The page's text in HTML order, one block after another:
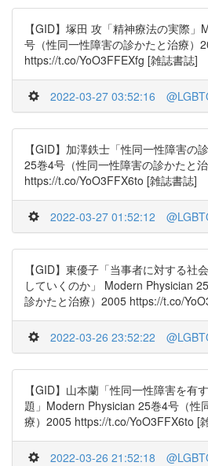
【GID】塚田 攻「精神療法の実際
号（性同一性障害の診かたと治療）
https://t.co/YoO3FFEXfg [雑誌書誌]
2022-03-27 03:52:16
【GID】加澤鉄士「性同一性障害の
25巻4号（性同一性障害の診かたと
https://t.co/YoO3FFX6to [雑誌書誌]
2022-03-27 01:52:12
【GID】東優子「当事者に対する社
していくのか」 Modern Physician
診かたと治療）2005 https://t.co/
2022-03-26 23:52:22
【GID】山本蘭「性同一性障害を有
題」Modern Physician 25巻4号（性
療）2005 https://t.co/YoO3FFX6to [
2022-03-26 21:52:18